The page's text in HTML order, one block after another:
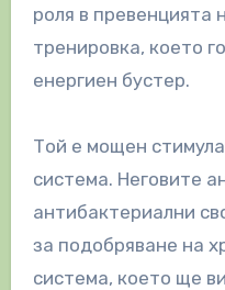
роля в превенцията
тренировка, което
енергиен бустер.
Той е мощен
система. Неговите
антибактериални
за подобряване на
система, което ще